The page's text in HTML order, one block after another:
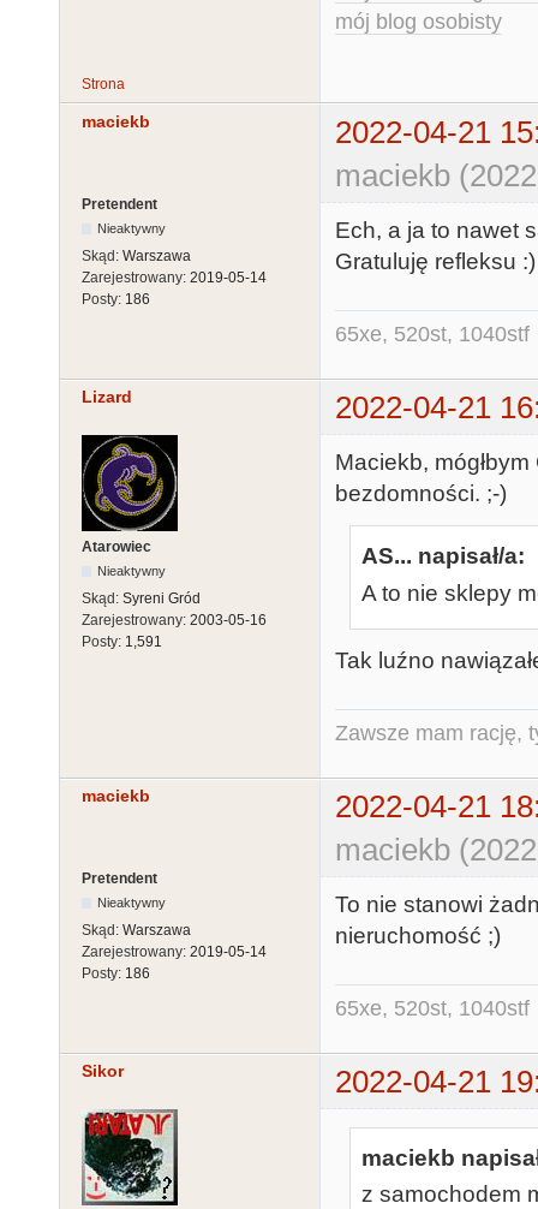
mój blog osobisty
Strona
maciekb
2022-04-21
maciekb
Pretendent
Nieaktywny
Skąd: Warszawa
Zarejestrowany: 2019-05-14
Posty: 186
Ech, a ja to nawet
Gratuluję refleksu :)
65xe, 520st, 1040stf
Lizard 2022-04-21
Atarowiec
Nieaktywny
Skąd: Syreni Gród
Zarejestrowany: 2003-05-16
Posty: 1,591
Maciekb,
bezdomności. ;-)
AS... napisał/a:
A to nie sklepy
Tak luźno
Zawsze mam rację,
maciekb
2022-04-21
maciekb
Pretendent
Nieaktywny
Skąd: Warszawa
Zarejestrowany: 2019-05-14
Posty: 186
To nie stanowi
nieruchomość ;)
65xe, 520st, 1040stf
Sikor 2022-04-21
maciekb
z samochodem